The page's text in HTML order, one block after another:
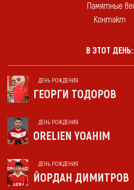
Памятные
Контакт
В ЭТОТ ДЕНЬ:
ДЕНЬ РОЖДЕНИЯ
ГЕОРГИ ТОДОРОВ
ДЕНЬ РОЖДЕНИЯ
ORELIEN YOAHIM
ДЕНЬ РОЖДЕНИЯ
ЙОРДАН ДИМИТРОВ